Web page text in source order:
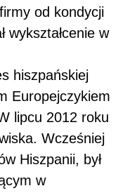
od kondycji
wykształcenie w
hiszpańskiej
Europejczykiem
lipcu 2012 roku
Wcześniej
Hiszpanii, był
w